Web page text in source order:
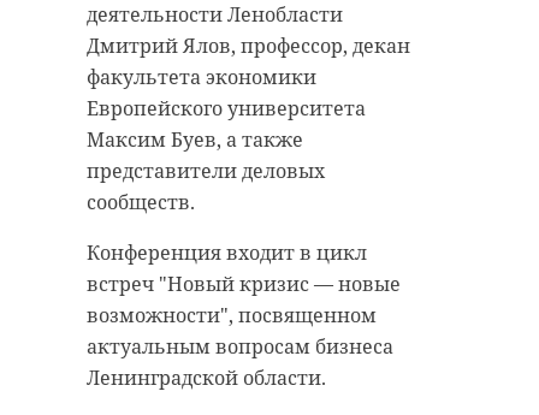
деятельности Ленобласти
Дмитрий Ялов, профессор, декан
факультета экономики
Европейского университета
Максим Буев, а также
представители деловых
сообществ.
Конференция входит в цикл
встреч "Новый кризис — новые
возможности", посвященном
актуальным вопросам бизнеса
Ленинградской области.
РЕКОМЕНДУЕМ
Хирург из
Петербурга
восстанавливает
старинную финск
24 ноября 2020, 19:15
века
03 июня, 16:43